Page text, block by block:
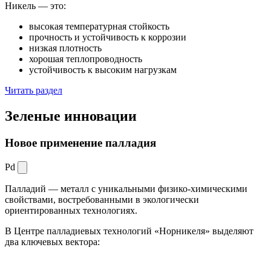
Никель — это:
высокая температурная стойкость
прочность и устойчивость к коррозии
низкая плотность
хорошая теплопроводность
устойчивость к высоким нагрузкам
Читать раздел
Зеленые инновации
Новое применение палладия
Pd
Палладий — металл с уникальными физико-химическими
свойствами, востребованными в экологически
ориентированных технологиях.
В Центре палладиевых технологий «Норникеля» выделяют
два ключевых вектора: